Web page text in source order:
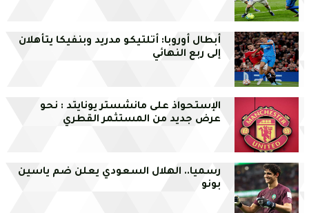
أبطال أوروبا: أتلتيكو مدريد وبنفيكا يتأهلان
إلى ربع النهائي
الإستحواذ على مانشستر يونايتد : نحو
عرض جديد من المستثمر القطري
رسميا.. الهلال السعودي يعلن ضم ياسين
بونو